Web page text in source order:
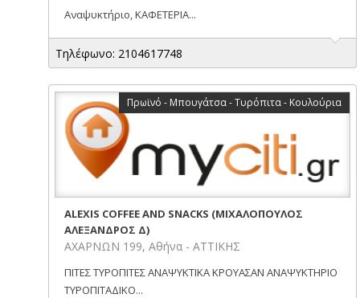
Αναψυκτήριο, ΚΑΦΕΤΕΡΙΑ...
Τηλέφωνο: 2104617748
Πρωϊνό - Μπουγάτσα - Τυρόπιτα - Κουλούρια
ALEXIS COFFEE AND SNACKS (ΜΙΧΑΛΟΠΟΥΛΟΣ
ΑΛΕΞΑΝΔΡΟΣ Δ)
ΑΧΑΡΝΩΝ 199, Αθήνα - ΑΤΤΙΚΗΣ
ΠΙΤΕΣ ΤΥΡΟΠΙΤΕΣ ΑΝΑΨΥΚΤΙΚΑ ΚΡΟΥΑΣΑΝ ΑΝΑΨΥΚΤΗΡΙΟ
ΤΥΡΟΠΙΤΑΔΙΚΟ...